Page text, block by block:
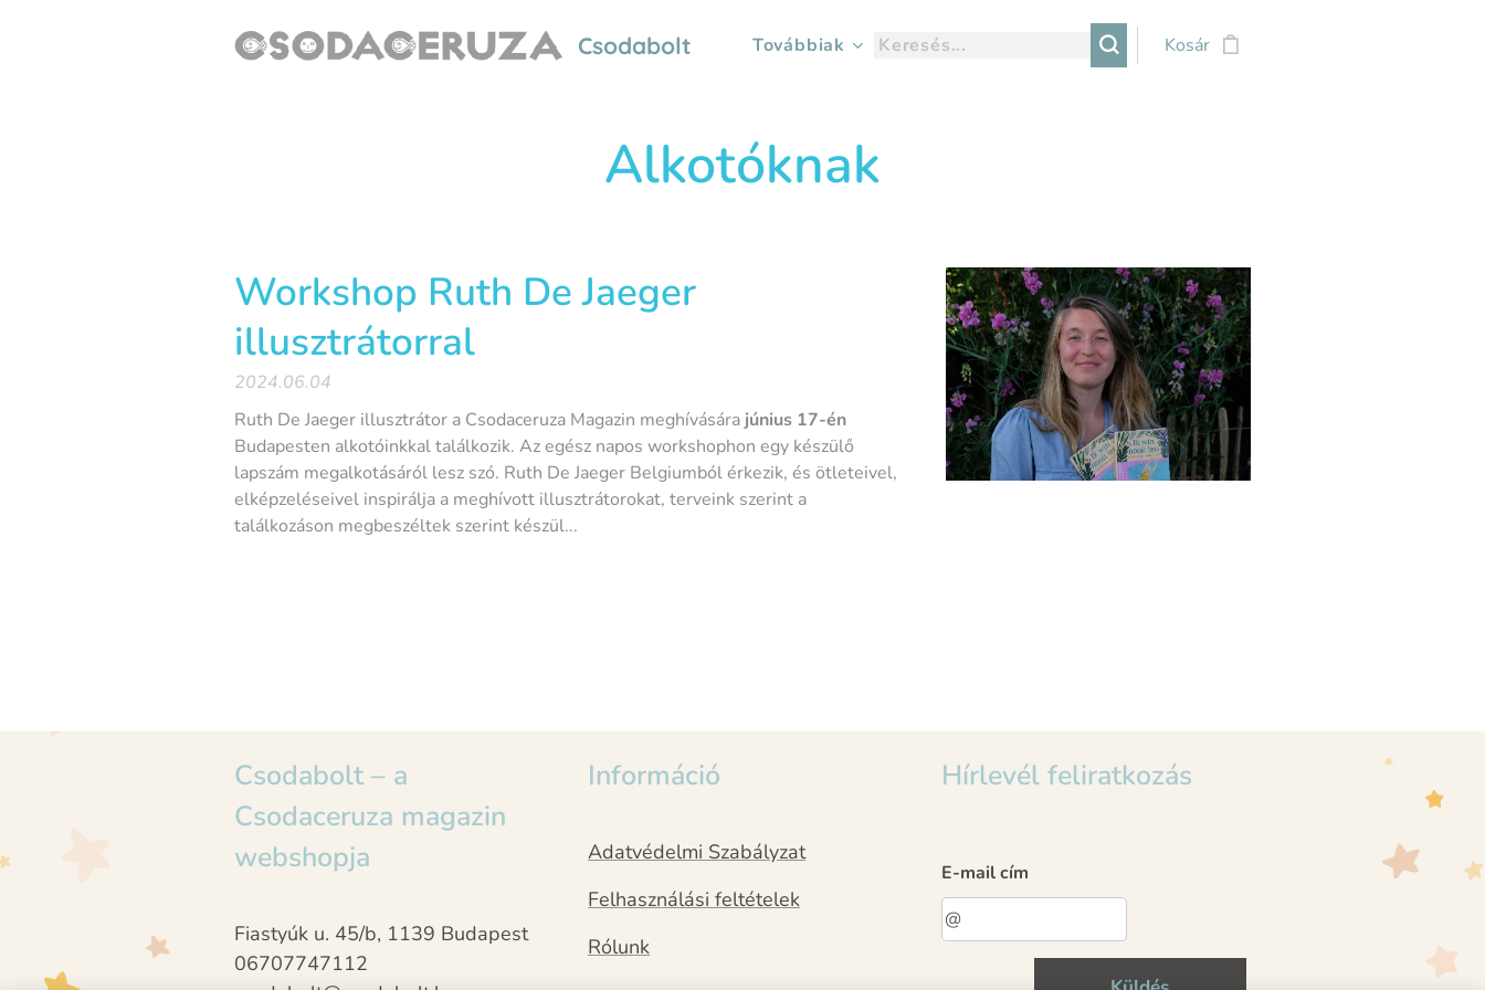
Csodabolt Továbbiak Kosár
Alkotóknak
Workshop Ruth De Jaeger
illusztrátorral
2024.06.04
Ruth De Jaeger illusztrátor a Csodaceruza Magazin meghívására június 17-én
Budapesten alkotóinkkal találkozik. Az egész napos workshophon egy készülő
lapszám megalkotásáról lesz szó. Ruth De Jaeger Belgiumból érkezik, és ötleteivel,
elképzeléseivel inspirálja a meghívott illusztrátorokat, terveink szerint a
találkozáson megbeszéltek szerint készül...
Csodabolt – a
Csodaceruza magazin
webshopja
Fiastyúk u. 45/b, 1139 Budapest
06707747112
Információ
Adatvédelmi Szabályzat
Felhasználási feltételek
Rólunk
Hírlevél feliratkozás
E-mail cím